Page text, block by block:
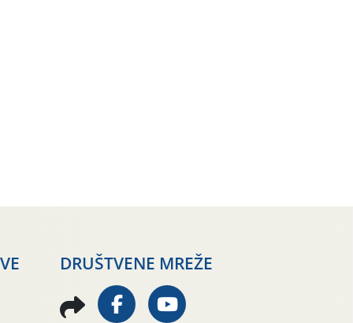
DRUŠTVENE MREŽE